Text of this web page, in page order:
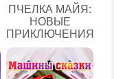
ПЧЕЛКА МАЙЯ:
НОВЫЕ
ПРИКЛЮЧЕНИЯ